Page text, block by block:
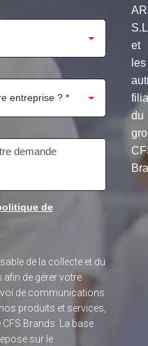
et
les
du
de
de la collecte et du
de gérer votre
de communications
produits et services,
Brands. La base
sur le